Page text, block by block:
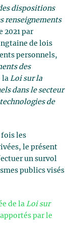
dispositions
renseignements
2021 par
de lois
personnels,
des
la Loi sur la
dans le secteur
de
fois les
le présent
un survol
publics visés
de la Loi sur
par le